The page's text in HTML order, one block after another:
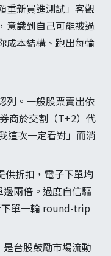
重新買進測試」客觀
意識到自己可能被過
成本結構、跑出每輪
列。一般股票賣出依
商於交割（T+2）代
這次一定看對」而消
供折扣，電子下單均
兩倍。過度自信驅
下單一輪 round-trip
台股鼓勵市場流動